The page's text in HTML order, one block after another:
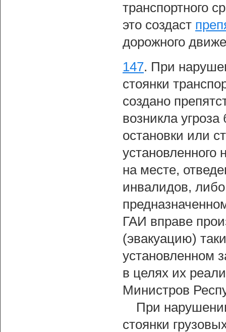
транспортного
это создаст
дорожного
147. При
стоянки
создано
возникла
остановки или
установленного
на месте,
инвалидов, либо
ГАИ вправе
(эвакуацию)
установленном
в целях их
Министров
При
стоянки